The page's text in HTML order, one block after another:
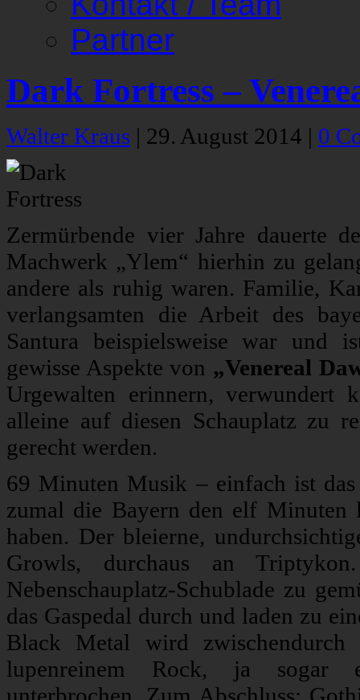
Partner
Dark Fortress –
Walter Kraus | 29. August 2014 | 0
Zermürbende vier Jahre dauerte
Machwerk „Ylem“ hierhin zu
andere als ruhig waren. Familie,
verlangsamten die Arbeit des
Santura beispielsweise war und
gewisse Aspekte von „Venereal
Urgewalten erinnern, verwundert
alleine auf diesen Schauplatz zu
gerecht werden.
69 Minuten Musik – einfach ist das
zumal die Bayern den elf Minuten
haben. Der bleierne,
Growls, durchaus an
Nebenschauplatz-Schublade zu
das Gaspedal durch und laden zu
Black Metal wird zwischendurch
lupenreinem Rock, ja sogar